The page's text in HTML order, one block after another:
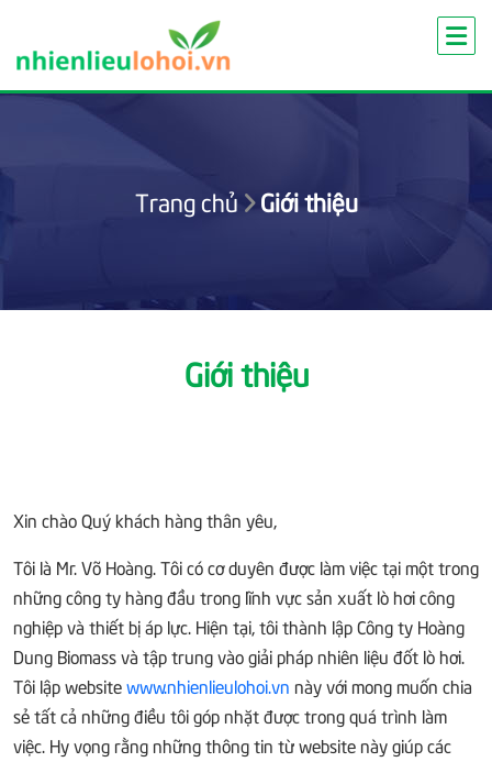
content
Trang chủ Giới thiệu
Giới thiệu
Xin chào Quý khách hàng thân yêu,
Tôi là Mr. Võ Hoàng. Tôi có cơ duyên được làm việc tại một trong
những công ty hàng đầu trong lĩnh vực sản xuất lò hơi công
nghiệp và thiết bị áp lực. Hiện tại, tôi thành lập Công ty Hoàng
Dung Biomass và tập trung vào giải pháp nhiên liệu đốt lò hơi.
Tôi lập websitewww.nhienlieulohoi.vn này với mong muốn chia
sẻ tất cả những điều tôi góp nhặt được trong quá trình làm
việc. Hy vọng rằng những thông tin từ website này giúp các